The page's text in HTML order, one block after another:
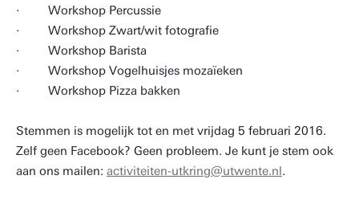
· Workshop Percussie
· Workshop Zwart/wit fotografie
· Workshop Barista
· Workshop Vogelhuisjes mozaïeken
· Workshop Pizza bakken
Stemmen is mogelijk tot en met vrijdag 5 februari 2016.
Zelf geen Facebook? Geen probleem. Je kunt je stem ook
aan ons mailen: activiteiten-utkring@utwente.nl.